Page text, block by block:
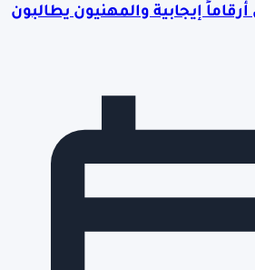
إيجابية والمهنيون يطالبون